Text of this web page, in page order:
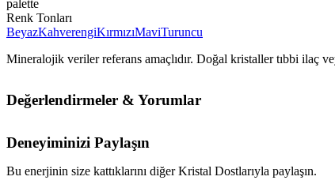
palette
Renk Tonları
BeyazKahverengiKırmızıMaviTuruncu
Mineralojik veriler referans amaçlıdır. Doğal kristaller tıbbi ilaç
Değerlendirmeler & Yorumlar
Deneyiminizi Paylaşın
Bu enerjinin size kattıklarını diğer Kristal Dostlarıyla paylaşın.